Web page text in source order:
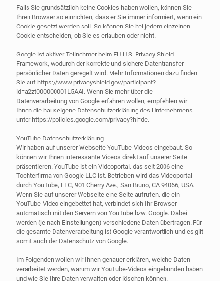
Falls Sie grundsätzlich keine Cookies haben wollen, können Sie
Ihren Browser so einrichten, dass er Sie immer informiert, wenn ein
Cookie gesetzt werden soll. So können Sie bei jedem einzelnen
Cookie entscheiden, ob Sie es erlauben oder nicht.
Google ist aktiver Teilnehmer beim EU-U.S. Privacy Shield
Framework, wodurch der korrekte und sichere Datentransfer
persönlicher Daten geregelt wird. Mehr Informationen dazu finden
Sie auf https://www.privacyshield.gov/participant?
id=a2zt000000001L5AAI. Wenn Sie mehr über die
Datenverarbeitung von Google erfahren wollen, empfehlen wir
Ihnen die hauseigene Datenschutzerklärung des Unternehmens
unter https://policies.google.com/privacy?hl=de.
YouTube Datenschutzerklärung
Wir haben auf unserer Webseite YouTube-Videos eingebaut. So
können wir Ihnen interessante Videos direkt auf unserer Seite
präsentieren. YouTube ist ein Videoportal, das seit 2006 eine
Tochterfirma von Google LLC ist. Betrieben wird das Videoportal
durch YouTube, LLC, 901 Cherry Ave., San Bruno, CA 94066, USA.
Wenn Sie auf unserer Webseite eine Seite aufrufen, die ein
YouTube-Video eingebettet hat, verbindet sich Ihr Browser
automatisch mit den Servern von YouTube bzw. Google. Dabei
werden (je nach Einstellungen) verschiedene Daten übertragen. Für
die gesamte Datenverarbeitung ist Google verantwortlich und es gilt
somit auch der Datenschutz von Google.
Im Folgenden wollen wir Ihnen genauer erklären, welche Daten
verarbeitet werden, warum wir YouTube-Videos eingebunden haben
und wie Sie Ihre Daten verwalten oder löschen können.